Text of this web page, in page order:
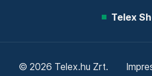
Telex
© 2026 Telex.hu Zrt.